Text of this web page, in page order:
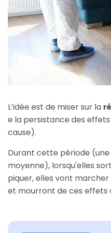
L’idée est de miser sur la
e la persistance des
cause).
Durant cette période (une
moyenne), lorsqu'elles
piquer, elles vont
et mourront de ces effets